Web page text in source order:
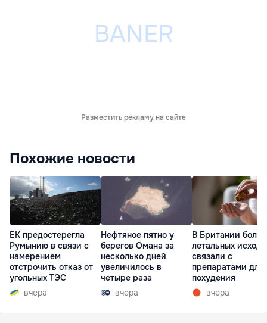
Разместить рекламу на сайте
Похожие новости
ЕК предостерегла
Румынию в связи с
намерением
отстрочить отказ от
угольных ТЭС
вчера
Нефтяное пятно у
берегов Омана за
несколько дней
увеличилось в
четыре раза
вчера
В Британии
летальных
связали с
препаратами для
похудения
вчера